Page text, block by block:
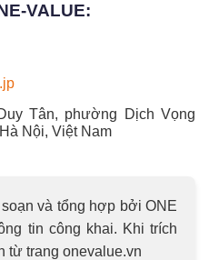
VALUE:
Tân, phường Dịch Vọng
Nội, Việt Nam
và tổng hợp bởi ONE
tin công khai. Khi trích
từ trang onevalue.vn